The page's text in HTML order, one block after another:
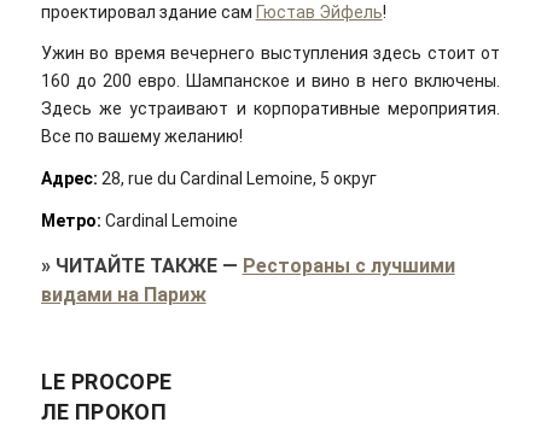
проектировал здание сам Гюстав Эйфель!
Ужин во время вечернего выступления здесь стоит от
160 до 200 евро. Шампанское и вино в него включены.
Здесь же устраивают и корпоративные мероприятия.
Все по вашему желанию!
Адрес: 28, rue du Cardinal Lemoine, 5 округ
Метро: Cardinal Lemoine
» ЧИТАЙТЕ ТАКЖЕ— Рестораны с лучшими
видами на Париж
LE PROCOPE
ЛЕ ПРОКОП